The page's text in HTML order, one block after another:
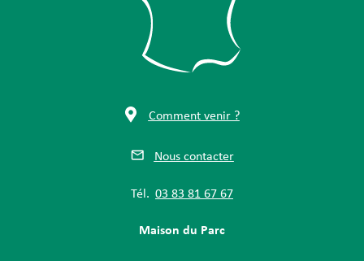
Comment venir ?
Nous contacter
Tél. 03 83 81 67 67
Maison du Parc